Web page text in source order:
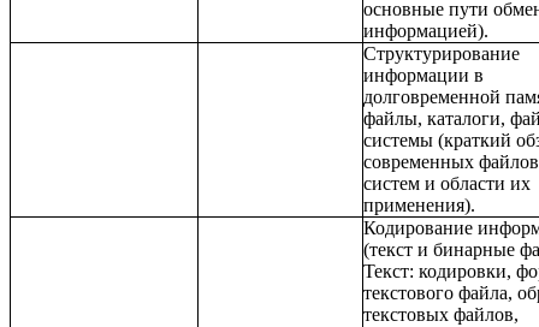
основные пути
информацией).
Структурирование
информации в
долговременной
файлы, каталоги,
системы (краткий
современных
систем и области их
применения).
Кодирование
(текст и бинарные
Текст: кодировки,
текстового файла,
текстовых файлов,